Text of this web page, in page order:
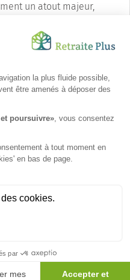
un atout majeur,
de choix pour les
culture et services de
aux seniors et à leurs
de la liste d'opposition
surbloctel.gouv.fr
réservés - Plan du site